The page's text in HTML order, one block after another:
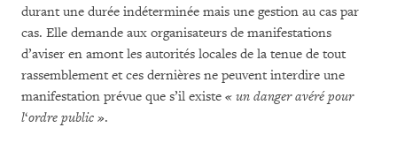
durant une durée indéterminée mais une gestion au cas par
cas. Elle demande aux organisateurs de manifestations
d’aviser en amont les autorités locales de la tenue de tout
rassemblement et ces dernières ne peuvent interdire une
manifestation prévue que s’il existe « un danger avéré pour
l‘ordre public ».